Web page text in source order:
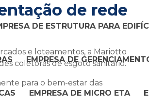
DE ESTRUTURA PARA
EMPRESA DE
EMPRESA DE MICRO ETA
de rede
e loteamentos, a Mariotto
coletoras de esgoto sanitário.
para o bem-estar das